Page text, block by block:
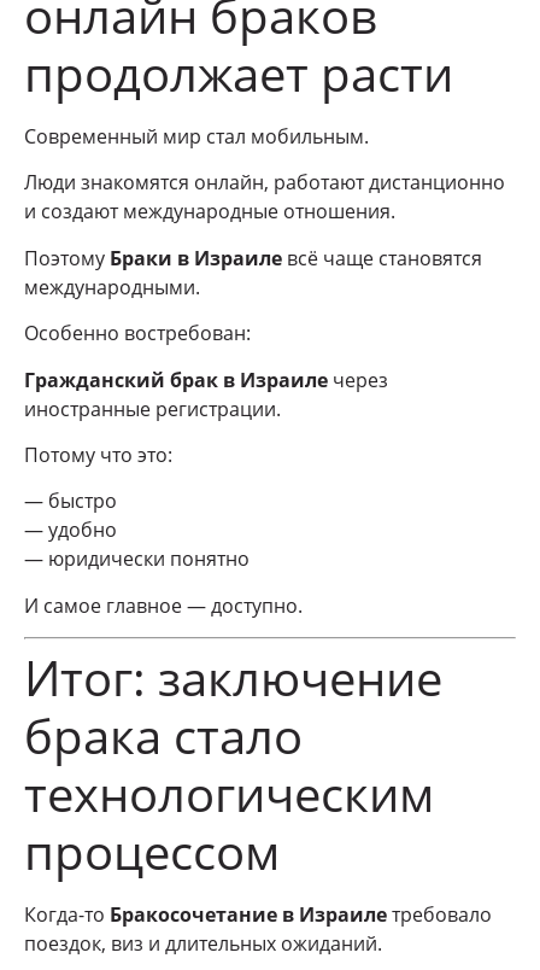
онлайн браков
продолжает расти
Современный мир стал мобильным.
Люди знакомятся онлайн, работают дистанционно
и создают международные отношения.
Поэтому Браки в Израиле всё чаще становятся
международными.
Особенно востребован:
Гражданский брак в Израиле через
иностранные регистрации.
Потому что это:
— быстро
— удобно
— юридически понятно
И самое главное — доступно.
Итог: заключение
брака стало
технологическим
процессом
Когда-то Бракосочетание в Израилетребовало
поездок, виз и длительных ожиданий.